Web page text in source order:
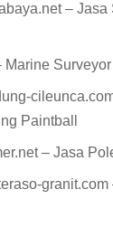
– Jasa
Marine
Paintball
– Jasa